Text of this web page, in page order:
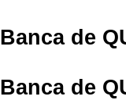
Banca de
Banca de